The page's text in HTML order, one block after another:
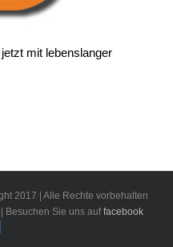
mit lebenslanger
2017 | Alle Rechte vorbehalten
| Besuchen Sie uns auffacebook